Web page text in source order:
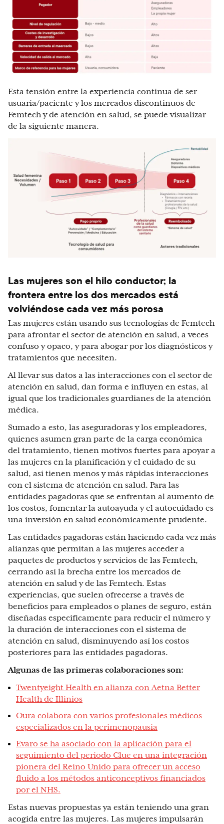
Esta tensión entre la experiencia continua de ser
usuaria/paciente y los mercados discontinuos de
Femtech y de atención en salud, se puede visualizar
de la siguiente manera.
Las mujeres son el hilo conductor; la
frontera entre los dos mercados está
volviéndose cada vez más porosa
Las mujeres están usando sus tecnologías de Femtech
para afrontar el sector de atención en salud, a veces
confuso y opaco, y para abogar por los diagnósticos y
tratamientos que necesiten.
Al llevar sus datos a las interacciones con el sector de
atención en salud, dan forma e influyen en estas, al
igual que los tradicionales guardianes de la atención
médica.
Sumado a esto, las aseguradoras y los empleadores,
quienes asumen gran parte de la carga económica
del tratamiento, tienen motivos fuertes para apoyar a
las mujeres en la planificación y el cuidado de su
salud, así tienen menos y más rápidas interacciones
con el sistema de atención en salud. Para las
entidades pagadoras que se enfrentan al aumento de
los costos, fomentar la autoayuda y el autocuidado es
una inversión en salud económicamente prudente.
Las entidades pagadoras están haciendo cada vez más
alianzas que permitan a las mujeres acceder a
paquetes de productos y servicios de las Femtech,
cerrando así la brecha entre los mercados de
atención en salud y de las Femtech. Estas
experiencias, que suelen ofrecerse a través de
beneficios para empleados o planes de seguro, están
diseñadas específicamente para reducir el número y
la duración de interacciones con el sistema de
atención en salud, disminuyendo así los costos
posteriores para las entidades pagadoras.
Algunas de las primeras colaboraciones son:
Twentyeight Health en alianza con Aetna Better
Health de Illinios
Oura colabora con varios profesionales médicos
especializados en la perimenopausia
Evaro se ha asociado con la aplicación para el
seguimiento del periodo Clue en una integración
pionera del Reino Unido para ofrecer un acceso
fluido a los métodos anticonceptivos financiados
por el NHS.
Estas nuevas propuestas ya están teniendo una gran
acogida entre las mujeres. Las mujeres impulsarán